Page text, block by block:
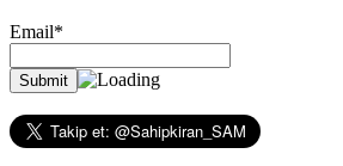
Email*